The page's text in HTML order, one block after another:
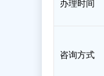
办理时间
咨询方式